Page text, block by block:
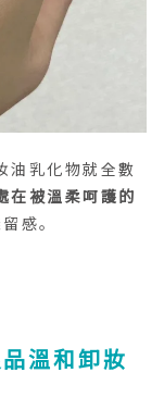
油乳化物就全數
在被溫柔呵護的
感。
品溫和卸妝